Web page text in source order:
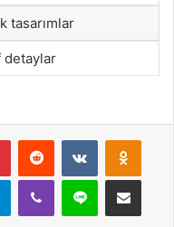
tasarımlar
detaylar
PinterestReddit VKontakte
TelegramViber Line E-Posta ile